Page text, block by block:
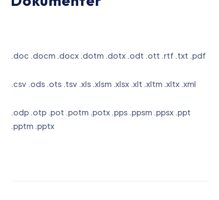
.doc .docm .docx .dotm .dotx .odt .ott .rtf .txt .pdf
.csv .ods .ots .tsv .xls .xlsm .xlsx .xlt .xltm .xltx .xml
.odp .otp .pot .potm .potx .pps .ppsm .ppsx .ppt
.pptm .pptx